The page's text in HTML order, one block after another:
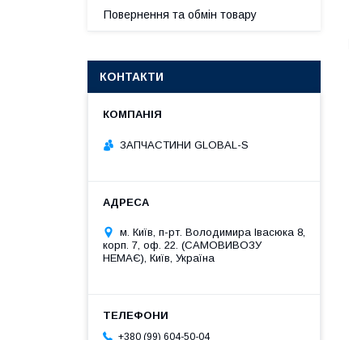
Повернення та обмін товару
КОНТАКТИ
ЗАПЧАСТИНИ GLOBAL-S
м. Київ, п-рт. Володимира Івасюка 8,
корп. 7, оф. 22. (САМОВИВОЗУ
НЕМАЄ), Київ, Україна
+380 (99) 604-50-04